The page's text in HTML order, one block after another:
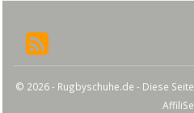
© 2026 - Rugbyschuhe.de - Diese